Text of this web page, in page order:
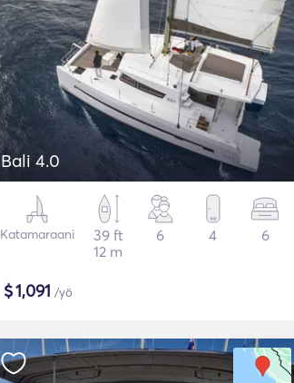
Bali 4.0
Katamaraani
39 ft
12 m
6 4 6
$1,091 /yö